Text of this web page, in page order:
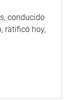
conducido
ratificó hoy,